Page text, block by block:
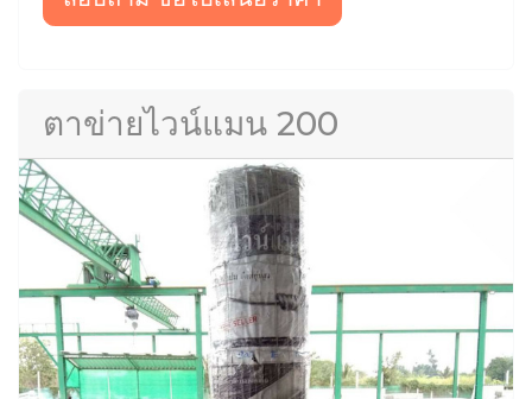
ตาข่ายไวน์แมน 200